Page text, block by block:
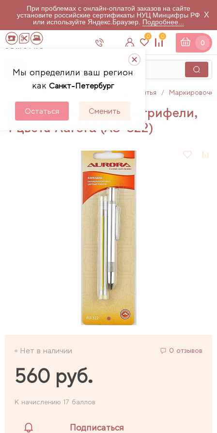
При проблемах с онлайн-оплатой заказов на сайте
установите российские сертификаты НУЦ Минцифры РФ
или используйте Яндекс.Браузер. Подробнее...
X
Мы определили ваш регион
как Санкт-Петербург
Остаться Сменить
0 0
0
Аксессуары для шитья
Карандаш восковой и грифели,
4 цвета Aurora (AU-322)
Нет в наличии 0 отзывов
560 руб.
К начислению 17 баллов
Подписаться